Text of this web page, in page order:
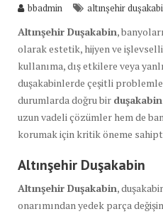
bbadmin altınşehir
Altınşehir Duşakabin,
olarak estetik, hijyen ve
kullanıma, dış etkilere veya
duşakabinlerde çeşitli
durumlarda doğru bir
uzun vadeli çözümler hem de
korumak için kritik öneme
Altınşehir Duşakabin
Altınşehir Duşakabin,
onarımından yedek parça